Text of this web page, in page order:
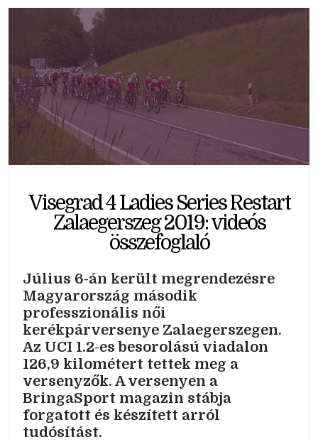
Visegrad 4 Ladies Series Restart
Zalaegerszeg 2019: videós
összefoglaló
Július 6-án került megrendezésre
Magyarország második
professzionális női
kerékpárversenye Zalaegerszegen.
Az UCI 1.2-es besorolású viadalon
126,9 kilométert tettek meg a
versenyzők. A versenyen a
BringaSport magazin stábja
forgatott és készített arról
tudósítást.